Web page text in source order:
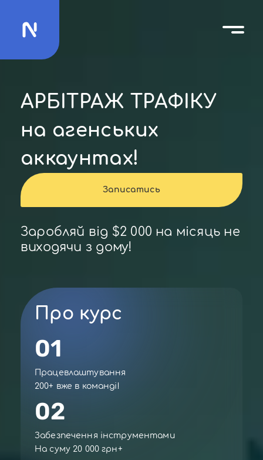
АРБІТРАЖ ТРАФІКУ
на агенських
аккаунтах!
Записатись
Заробляй від $2 000 на місяць не
виходячи з дому!
Про курс
01
Працевлаштування
200+ вже в команді!
02
Забезпечення інструментами
На суму 20 000 грн+